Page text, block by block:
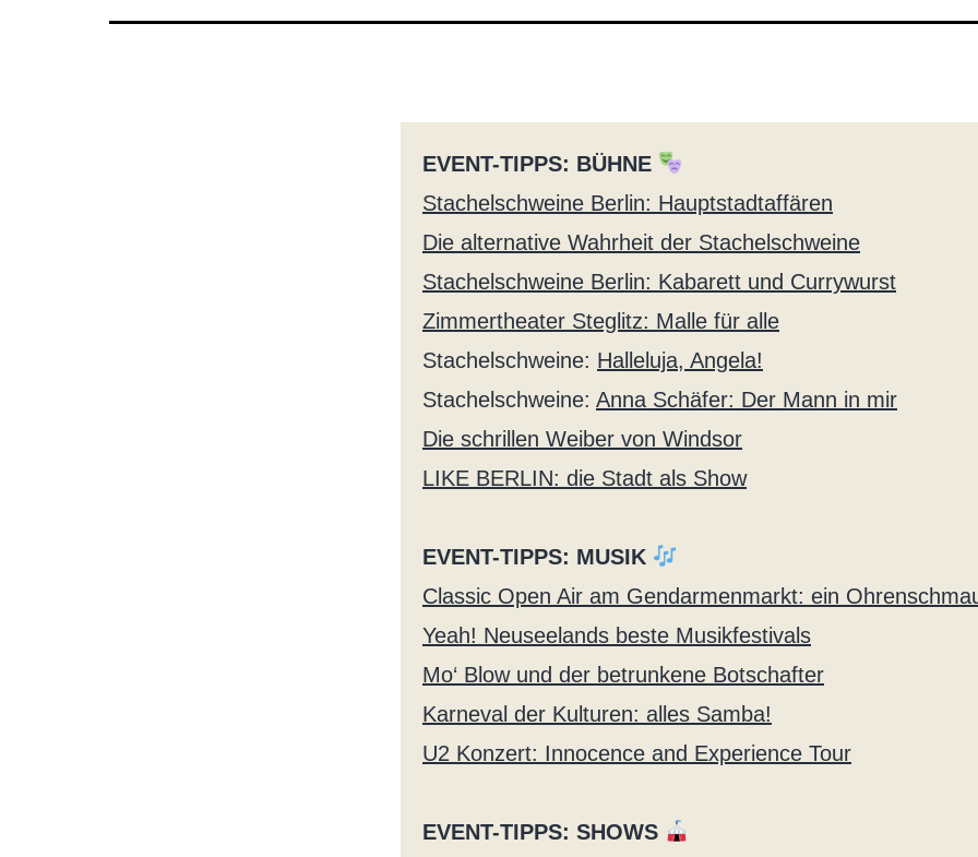
EVENT-TIPPS: BÜHNE
Stachelschweine Berlin: Hauptstadtaffären
Die alternative Wahrheit der Stachelschweine
Stachelschweine Berlin: Kabarett und Currywurst
Zimmertheater Steglitz: Malle für alle
Stachelschweine: Halleluja, Angela!
Stachelschweine: Anna Schäfer: Der Mann in mir
Die schrillen Weiber von Windsor
LIKE BERLIN: die Stadt als Show
EVENT-TIPPS: MUSIK
Classic Open Air am Gendarmenmarkt: ein
Yeah! Neuseelands beste Musikfestivals
Mo‘ Blow und der betrunkene Botschafter
Karneval der Kulturen: alles Samba!
U2 Konzert: Innocence and Experience Tour
EVENT-TIPPS: SHOWS